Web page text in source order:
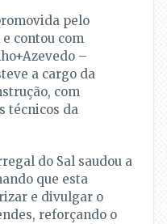
pelo
contou com
–
a cargo da
com
técnicos da
do Sal saudou a
que esta
e divulgar o
reforçando o